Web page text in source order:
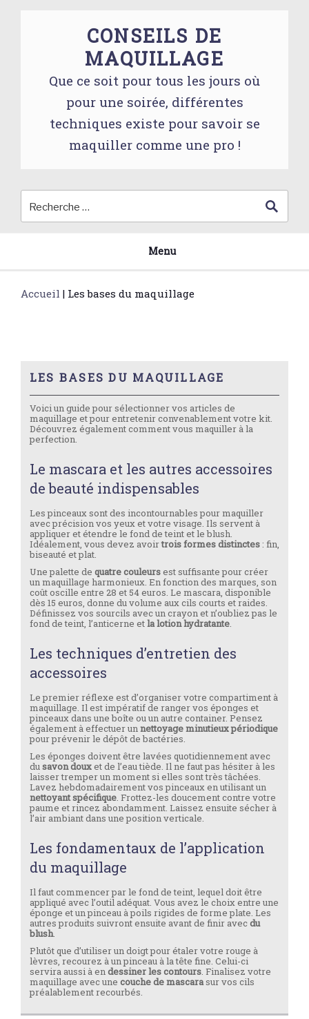
CONSEILS DE
MAQUILLAGE
Que ce soit pour tous les jours où
pour une soirée, différentes
techniques existe pour savoir se
maquiller comme une pro !
Menu
Accueil | Les bases du maquillage
LES BASES DU MAQUILLAGE
Voici un guide pour sélectionner vos articles de
maquillage et pour entretenir convenablement votre kit.
Découvrez également comment vous maquiller à la
perfection.
Le mascara et les autres accessoires
de beauté indispensables
Les pinceaux sont des incontournables pour maquiller
avec précision vos yeux et votre visage. Ils servent à
appliquer et étendre le fond de teint et le blush.
Idéalement, vous devez avoirtrois formes distinctes: fin,
biseauté et plat.
Une palette de quatre couleursest suffisante pour créer
un maquillage harmonieux. En fonction des marques, son
coût oscille entre 28 et 54 euros. Le mascara, disponible
dès 15 euros, donne du volume aux cils courts et raides.
Définissez vos sourcils avec un crayon et n’oubliez pas le
fond de teint, l’anticerne etla lotion hydratante.
Les techniques d’entretien des
accessoires
Le premier réflexe est d’organiser votre compartiment à
maquillage. Il est impératif de ranger vos éponges et
pinceaux dans une boîte ou un autre container. Pensez
également à effectuer unnettoyage minutieux périodique
pour prévenir le dépôt de bactéries.
Les éponges doivent être lavées quotidiennement avec
dusavon douxet de l’eau tiède. Il ne faut pas hésiter à les
laisser tremper un moment si elles sont très tâchées.
Lavez hebdomadairement vos pinceaux en utilisant un
nettoyant spécifique. Frottez-les doucement contre votre
paume et rincez abondamment. Laissez ensuite sécher à
l’air ambiant dans une position verticale.
Les fondamentaux de l’application
du maquillage
Il faut commencer par le fond de teint, lequel doit être
appliqué avec l’outil adéquat. Vous avez le choix entre une
éponge et un pinceau à poils rigides de forme plate. Les
autres produits suivront ensuite avant de finir avecdu
blush.
Plutôt que d’utiliser un doigt pour étaler votre rouge à
lèvres, recourez à un pinceau à la tête fine. Celui-ci
servira aussi à endessiner les contours. Finalisez votre
maquillage avec une couche de mascarasur vos cils
préalablement recourbés.